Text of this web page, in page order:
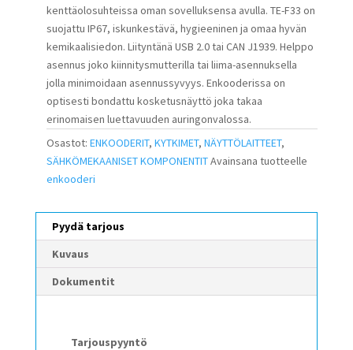
kenttäolosuhteissa oman sovelluksensa avulla. TE-F33 on
suojattu IP67, iskunkestävä, hygieeninen ja omaa hyvän
kemikaalisiedon. Liityntänä USB 2.0 tai CAN J1939. Helppo
asennus joko kiinnitysmutterilla tai liima-asennuksella
jolla minimoidaan asennussyvyys. Enkooderissa on
optisesti bondattu kosketusnäyttö joka takaa
erinomaisen luettavuuden auringonvalossa.
Osastot: ENKOODERIT, KYTKIMET, NÄYTTÖLAITTEET,
SÄHKÖMEKAANISET KOMPONENTITAvainsana tuotteelle
enkooderi
Pyydä tarjous
Kuvaus
Dokumentit
Tarjouspyyntö